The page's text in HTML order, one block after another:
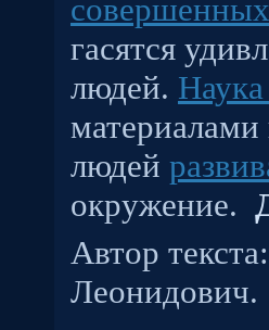
гасятся
людей.
людей
окружение.
Автор
Леонидович.